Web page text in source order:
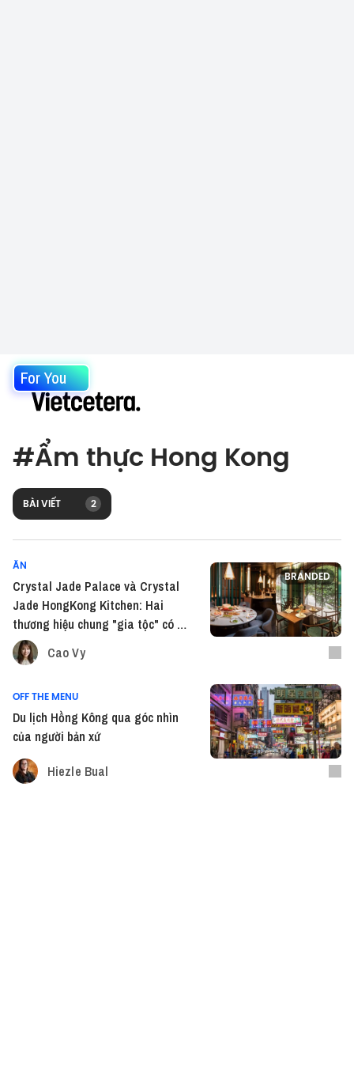
For You
#Ẩm thực Hong Kong
BÀI VIẾT 2
BRANDED
ĂN
Crystal Jade Palace và Crystal
Jade HongKong Kitchen: Hai
thương hiệu chung "gia tộc" có gì
khác nhau?
Cao Vy
OFF THE MENU
Du lịch Hồng Kông qua góc nhìn
của người bản xứ
Hiezle Bual